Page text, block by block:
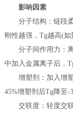
影响因素
分子结构：链段柔
刚性越强，Tg越高(
分子间作用力：离
中加入金属离子后，
增塑剂：加入增塑
45%增塑剂后Tg降至-
交联度：轻度交联